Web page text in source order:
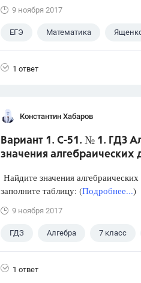
9 ноября 2017
ЕГЭ Математика
1 ответ
Константин Хабаров
Вариант 1. С-51. № 1. ГДЗ
значения алгебраических
Найдите значения
заполните таблицу: (Подробнее...)
9 ноября 2017
ГДЗ Алгебра 7 класс
1 ответ